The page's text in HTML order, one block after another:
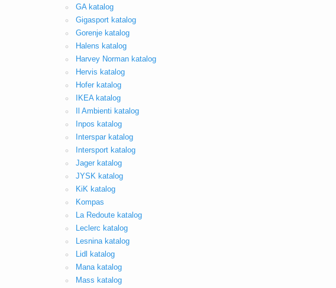
GA katalog
Gigasport katalog
Gorenje katalog
Halens katalog
Harvey Norman katalog
Hervis katalog
Hofer katalog
IKEA katalog
Il Ambienti katalog
Inpos katalog
Interspar katalog
Intersport katalog
Jager katalog
JYSK katalog
KiK katalog
Kompas
La Redoute katalog
Leclerc katalog
Lesnina katalog
Lidl katalog
Mana katalog
Mass katalog